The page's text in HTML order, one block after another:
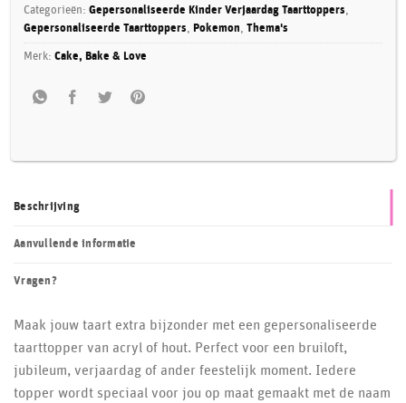
Categorieën:Gepersonaliseerde Kinder Verjaardag Taarttoppers,
Gepersonaliseerde Taarttoppers, Pokemon,Thema's
Merk:Cake, Bake & Love
Beschrijving
Aanvullende informatie
Vragen?
Maak jouw taart extra bijzonder met een gepersonaliseerde
taarttopper van acryl of hout. Perfect voor een bruiloft,
jubileum, verjaardag of ander feestelijk moment. Iedere
topper wordt speciaal voor jou op maat gemaakt met de naam